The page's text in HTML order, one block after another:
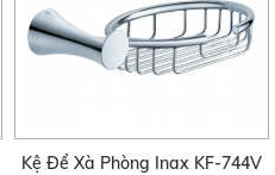
Kệ Để Xà Phòng Inax KF-744V